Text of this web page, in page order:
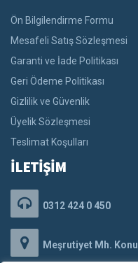
Ön Bilgilendirme Formu
Mesafeli Satış Sözleşmesi
Garanti ve İade Politikası
Geri Ödeme Politikası
Gizlilik ve Güvenlik
Üyelik Sözleşmesi
Teslimat Koşulları
İLETİŞİM
0312 424 0 450
Meşrutiyet Mh.